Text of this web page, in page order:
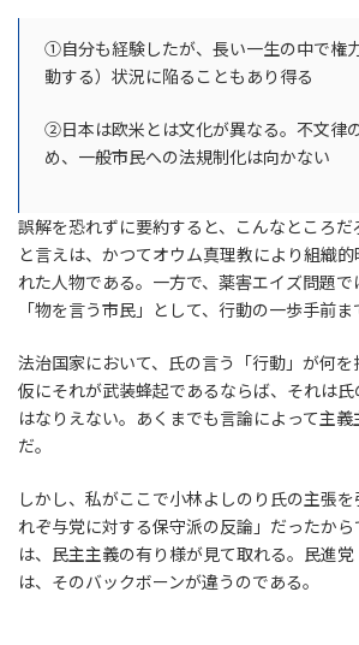
①自分も経験したが、長い一生の中で権
動する）状況に陥ることもあり得る
②日本は欧米とは文化が異なる。不文律
め、一般市民への法規制化は向かない
誤解を恐れずに要約すると、こんなところだ
と言えは、かつてオウム真理教により組織
れた人物である。一方で、薬害エイズ問題で
「物を言う市民」として、行動の一歩手前ま
法治国家において、氏の言う「行動」が何を
仮にそれが武装蜂起であるならば、それは
はなりえない。あくまでも言論によって主
だ。
しかし、私がここで小林よしのり氏の主張
れぞ与党に対する保守派の反論」だったか
は、民主主義の有り様が見て取れる。民進党
は、そのバックボーンが違うのである。